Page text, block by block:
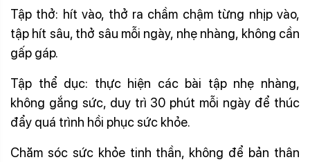
Tập thở: hít vào, thở ra chầm chậm từng nhịp vào,
tập hít sâu, thở sâu mỗi ngày, nhẹ nhàng, không cần
gấp gáp.
Tập thể dục: thực hiện các bài tập nhẹ nhàng,
không gắng sức, duy trì 30 phút mỗi ngày để thúc
đẩy quá trình hồi phục sức khỏe.
Chăm sóc sức khỏe tinh thần, không để bản thân